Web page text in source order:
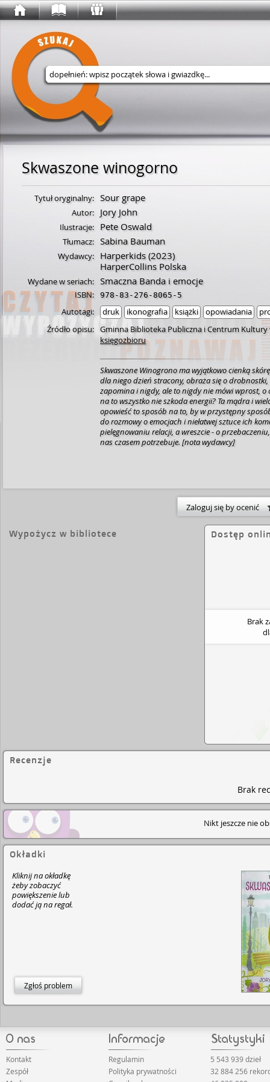
Wyszukaj w serwisie
Skwaszone winogorno
Tytuł oryginalny: Sour grape
Autor: Jory John
Ilustracje: Pete Oswald
Tłumacz: Sabina Bauman
Wydawcy: Harperkids(2023)
HarperCollins Polska
Wydane w seriach: Smaczna Banda i emocje
ISBN: 978-83-276-8065-5
Autotagi: druk ikonografia książki opowiadania
Źródło opisu: Gminna Biblioteka Publiczna i Centrum Kultury
księgozbioru
Skwaszone Winogrono ma wyjątkowo cienką
dla niego dzień stracony, obraża się o
zapomina i nigdy, ale to nigdy nie mówi wprost, o co chodzi. Ale... czy
na to wszystko nie szkoda energii? Ta mądra i
opowieść to sposób na to, by w przystępny
do rozmowy o emocjach i niełatwej sztuce ich
pielęgnowaniu relacji, a wreszcie - o
nas czasem potrzebuje. [nota wydawcy]
Zaloguj się by ocenić
Wypożycz w bibliotece Dostęp
Brak
Recenzje
Brak
Nikt jeszcze nie
Okładki
Kliknij na okładkę
żeby zobaczyć
powiększenie lub
dodać ją na regał.
Zgłoś problem
Kontakt
Zespół
Regulamin
Polityka prywatności
5 543 939 dzieł
32 884 256